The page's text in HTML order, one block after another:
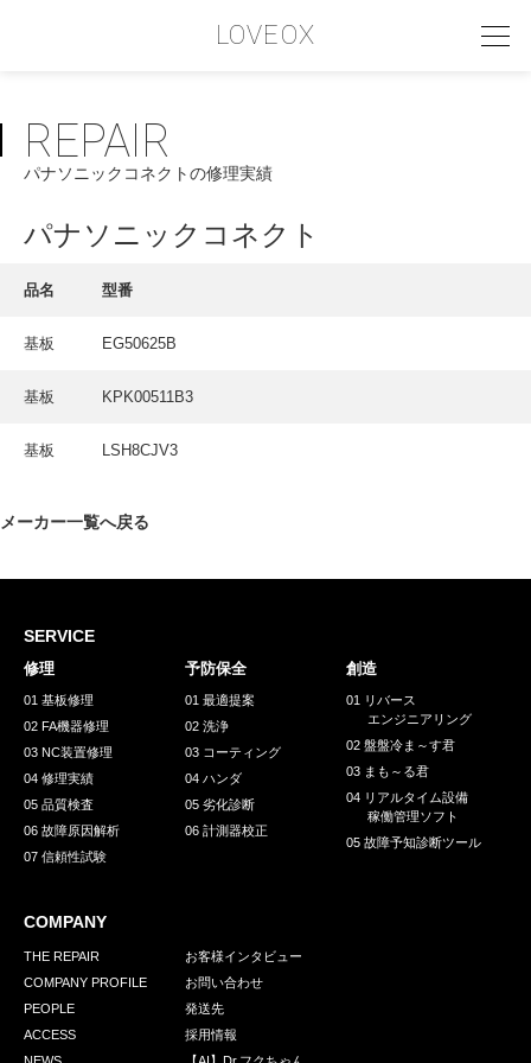
LOVEOX
PHILOSOPHY
フィロソフィー
COMPANY PROFILE
INTERVIEW
お客様インタビュー
RECRUIT
GREEN CHALLENGE
環境への取り組み
お問い合わせ 発送先
REPAIR
パナソニックコネクトの修理実績
パナソニックコネクト
品名 型番
基板 EG50625B
基板 KPK00511B3
基板 LSH8CJV3
メーカー一覧へ戻る
SERVICE
修理
01 基板修理
02 FA機器修理
03 NC装置修理
04 修理実績
05 品質検査
06 故障原因解析
07 信頼性試験
予防保全
01 最適提案
02 洗浄
03 コーティング
04 ハンダ
05 劣化診断
06 計測器校正
創造
01 リバース
エンジニアリング
02 盤盤冷ま～す君
03 まも～る君
04 リアルタイム設備
稼働管理ソフト
05 故障予知診断ツール
COMPANY
THE REPAIR
COMPANY PROFILE
PEOPLE
ACCESS
お客様インタビュー
お問い合わせ
発送先
採用情報